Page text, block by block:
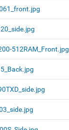
512RAM_Front.jpg